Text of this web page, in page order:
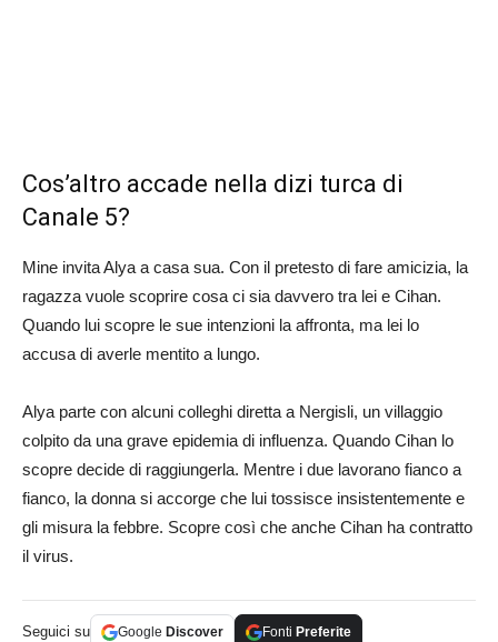
Cos’altro accade nella dizi turca di
Canale 5?
Mine invita Alya a casa sua. Con il pretesto di fare amicizia, la
ragazza vuole scoprire cosa ci sia davvero tra lei e Cihan.
Quando lui scopre le sue intenzioni la affronta, ma lei lo
accusa di averle mentito a lungo.
Alya parte con alcuni colleghi diretta a Nergisli, un villaggio
colpito da una grave epidemia di influenza. Quando Cihan lo
scopre decide di raggiungerla. Mentre i due lavorano fianco a
fianco, la donna si accorge che lui tossisce insistentemente e
gli misura la febbre. Scopre così che anche Cihan ha contratto
il virus.
Seguici su Google Discover Fonti Preferite